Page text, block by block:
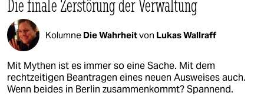
kultur
sport
berlin
Die finale Zerstörung der Verwaltung
Kolumne Die Wahrheitvon Lukas Wallraff
Mit Mythen ist es immer so eine Sache. Mit dem
rechtzeitigen Beantragen eines neuen Ausweises auch.
Wenn beides in Berlin zusammenkommt? Spannend.